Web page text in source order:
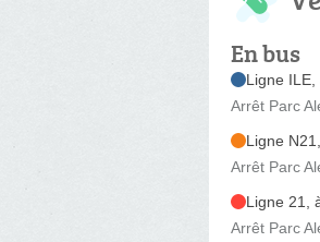
En bus
Ligne ILE,
Arrêt Parc
Ligne
Arrêt Parc
Ligne 21,
Arrêt Parc